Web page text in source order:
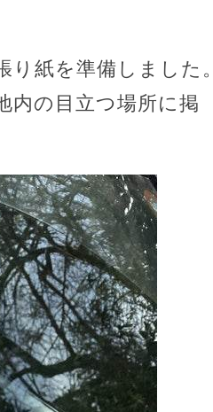
紙を準備しました。
内の目立つ場所に掲